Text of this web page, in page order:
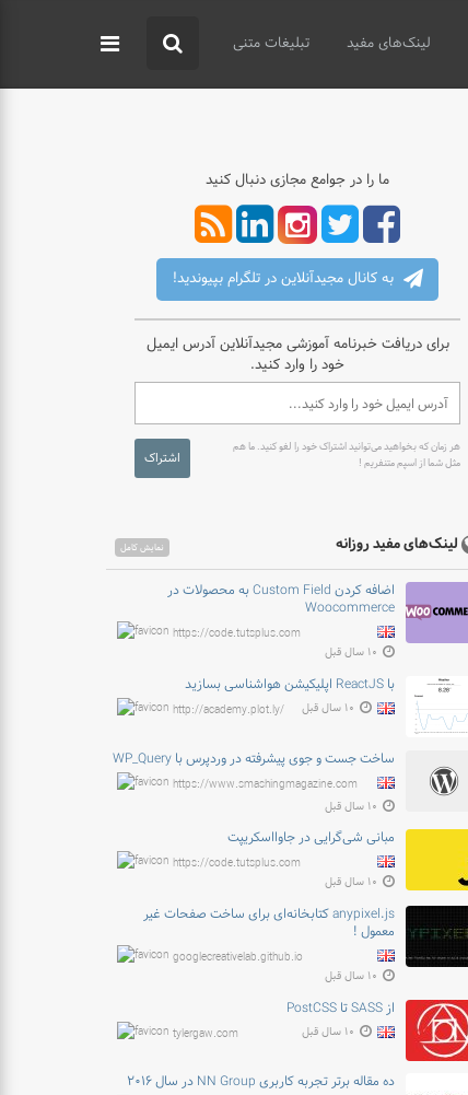
لینک‌های مفید تبلیغات متنی
ما را در جوامع مجازی دنبال کنید
به کانال مجیدآنلاین در تلگرام بپیوندید!
برای دریافت خبرنامه آموزشی مجیدآنلاین آدرس ایمیل
خود را وارد کنید.
هر زمان که بخواهید می‌توانید اشتراک خود را لغو کنید. ما هم
مثل شما از اسپم متنفریم !
اشتراک
لینک‌های مفید روزانه نمایش کامل
اضافه کردن Custom Field به محصولات در
Woocommerce
https://code.tutsplus.com
۱۰ سال قبل
با ReactJS اپلیکیشن هواشناسی بسازید
http://academy.plot.ly/ ۱۰ سال قبل
ساخت جست و جوی پیشرفته در وردپرس با WP_Query
https://www.smashingmagazine.com
۱۰ سال قبل
مبانی شی‌گرایی در جاوااسکریپت
https://code.tutsplus.com
۱۰ سال قبل
anypixel.js کتابخانه‌ای برای ساخت صفحات غیر
معمول !
googlecreativelab.github.io
۱۰ سال قبل
از SASS تا PostCSS
tylergaw.com ۱۰ سال قبل
ده مقاله برتر تجربه کاربری NN Group در سال ۲۰۱۶